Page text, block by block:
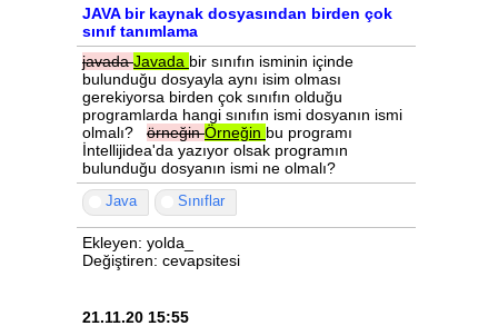
JAVA bir kaynak dosyasından birden çok
sınıf tanımlama
javadaJavada bir sınıfın isminin içinde
bulunduğu dosyayla aynı isim olması
gerekiyorsa birden çok sınıfın olduğu
programlarda hangi sınıfın ismi dosyanın ismi
olmalı? örneğinÖrneğin bu programı
İntellijidea'da yazıyor olsak programın
bulunduğu dosyanın ismi ne olmalı?
Java Sınıflar
Ekleyen: yolda_
Değiştiren: cevapsitesi
21.11.20 15:55